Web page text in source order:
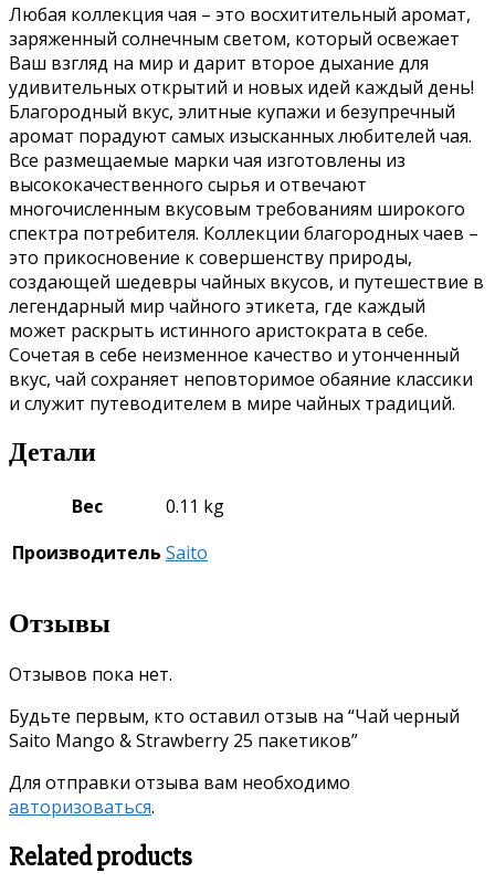
Любая коллекция чая – это восхитительный аромат,
заряженный солнечным светом, который освежает
Ваш взгляд на мир и дарит второе дыхание для
удивительных открытий и новых идей каждый день!
Благородный вкус, элитные купажи и безупречный
аромат порадуют самых изысканных любителей чая.
Все размещаемые марки чая изготовлены из
высококачественного сырья и отвечают
многочисленным вкусовым требованиям широкого
спектра потребителя. Коллекции благородных чаев –
это прикосновение к совершенству природы,
создающей шедевры чайных вкусов, и путешествие в
легендарный мир чайного этикета, где каждый
может раскрыть истинного аристократа в себе.
Сочетая в себе неизменное качество и утонченный
вкус, чай сохраняет неповторимое обаяние классики
и служит путеводителем в мире чайных традиций.
Детали
Вес
0.11 kg
Производитель Saito
Отзывы
Отзывов пока нет.
Будьте первым, кто оставил отзыв на “Чай черный
Saito Mango & Strawberry 25 пакетиков”
Для отправки отзыва вам необходимо
авторизоваться.
Related products